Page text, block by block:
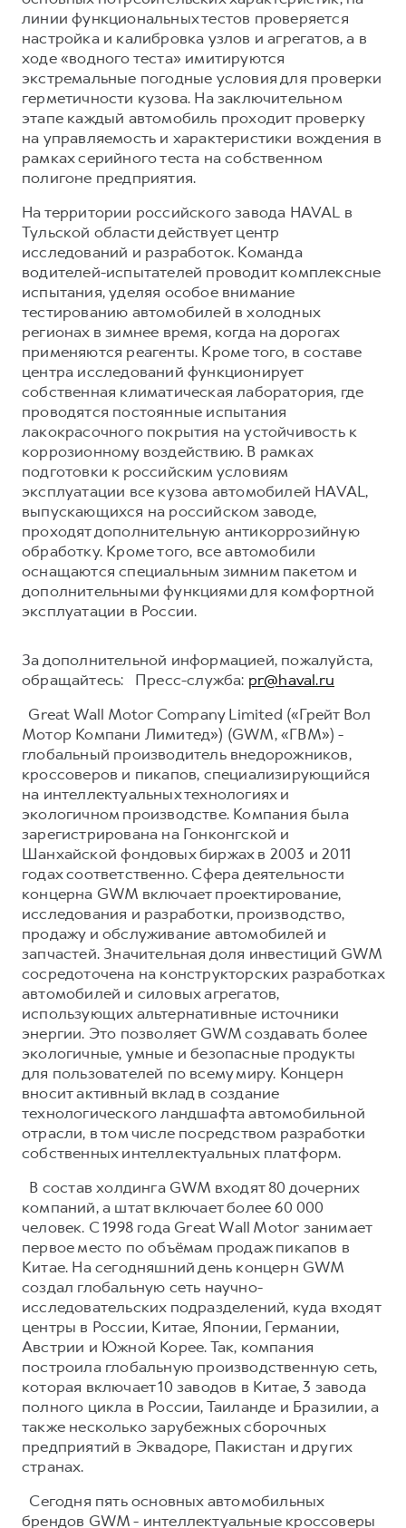
линии функциональных тестов проверяется
настройка и калибровка узлов и агрегатов, а в
ходе «водного теста» имитируются
экстремальные погодные условия для проверки
герметичности кузова. На заключительном
этапе каждый автомобиль проходит проверку
на управляемость и характеристики вождения в
рамках серийного теста на собственном
полигоне предприятия.
На территории российского завода HAVAL в
Тульской области действует центр
исследований и разработок. Команда
водителей-испытателей проводит комплексные
испытания, уделяя особое внимание
тестированию автомобилей в холодных
регионах в зимнее время, когда на дорогах
применяются реагенты. Кроме того, в составе
центра исследований функционирует
собственная климатическая лаборатория, где
проводятся постоянные испытания
лакокрасочного покрытия на устойчивость к
коррозионному воздействию. В рамках
подготовки к российским условиям
эксплуатации все кузова автомобилей HAVAL,
выпускающихся на российском заводе,
проходят дополнительную антикоррозийную
обработку. Кроме того, все автомобили
оснащаются специальным зимним пакетом и
дополнительными функциями для комфортной
эксплуатации в России.
За дополнительной информацией, пожалуйста,
обращайтесь: Пресс-служба: pr@haval.ru
Great Wall Motor Company Limited («Грейт Вол
Мотор Компани Лимитед») (GWM, «ГВМ») -
глобальный производитель внедорожников,
кроссоверов и пикапов, специализирующийся
на интеллектуальных технологиях и
экологичном производстве. Компания была
зарегистрирована на Гонконгской и
Шанхайской фондовых биржах в 2003 и 2011
годах соответственно. Сфера деятельности
концерна GWM включает проектирование,
исследования и разработки, производство,
продажу и обслуживание автомобилей и
запчастей. Значительная доля инвестиций GWM
сосредоточена на конструкторских разработках
автомобилей и силовых агрегатов,
использующих альтернативные источники
энергии. Это позволяет GWM создавать более
экологичные, умные и безопасные продукты
для пользователей по всему миру. Концерн
вносит активный вклад в создание
технологического ландшафта автомобильной
отрасли, в том числе посредством разработки
собственных интеллектуальных платформ.
В состав холдинга GWM входят 80 дочерних
компаний, а штат включает более 60 000
человек. С 1998 года Great Wall Motor занимает
первое место по объёмам продаж пикапов в
Китае. На сегодняшний день концерн GWM
создал глобальную сеть научно-
исследовательских подразделений, куда входят
центры в России, Китае, Японии, Германии,
Австрии и Южной Корее. Так, компания
построила глобальную производственную сеть,
которая включает 10 заводов в Китае, 3 завода
полного цикла в России, Таиланде и Бразилии, а
также несколько зарубежных сборочных
предприятий в Эквадоре, Пакистан и других
странах.
Сегодня пять основных автомобильных
брендов GWM - интеллектуальные кроссоверы